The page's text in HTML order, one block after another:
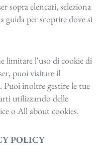
sopra elencati, seleziona
guida per scoprire dove si
limitare l'uso di cookie di
puoi visitare il
. Puoi inoltre gestire le tue
utilizzando delle
o All about cookies.
POLICY